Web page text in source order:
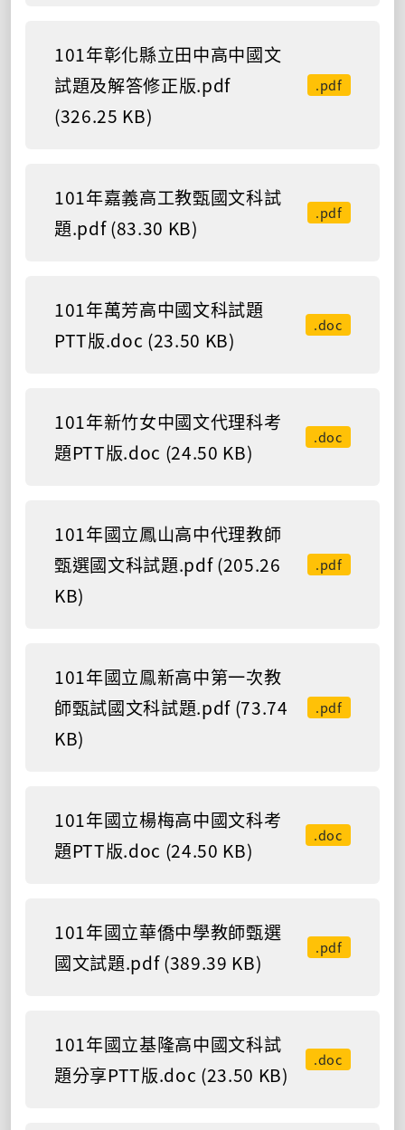
101年彰化縣立田中高中國文
試題及解答修正版.pdf
(326.25 KB)
.pdf
101年嘉義高工教甄國文科試
題.pdf (83.30 KB)
.pdf
101年萬芳高中國文科試題
PTT版.doc (23.50 KB)
.doc
101年新竹女中國文代理科考
題PTT版.doc (24.50 KB)
.doc
101年國立鳳山高中代理教師
甄選國文科試題.pdf (205.26
KB)
.pdf
101年國立鳯新高中第一次教
師甄試國文科試題.pdf (73.74
KB)
.pdf
101年國立楊梅高中國文科考
題PTT版.doc (24.50 KB)
.doc
101年國立華僑中學教師甄選
國文試題.pdf (389.39 KB)
.pdf
101年國立基隆高中國文科試
題分享PTT版.doc (23.50 KB)
.doc